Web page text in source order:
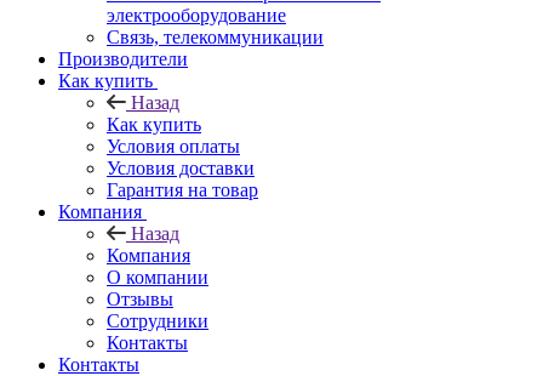
электрооборудование
Связь, телекоммуникации
Производители
Как купить
Назад
Как купить
Условия оплаты
Условия доставки
Гарантия на товар
Компания
Назад
Компания
О компании
Отзывы
Сотрудники
Контакты
Контакты